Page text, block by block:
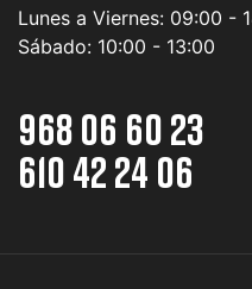
Lunes a Viernes: 09:00 -
Sábado: 10:00 - 13:00
968 06 60 23
610 42 24 06